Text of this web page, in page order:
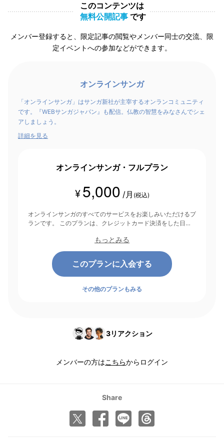
このコンテンツは
無料公開記事 です
メンバー登録すると、限定記事の閲覧やメンバー同士の交流、限
定イベントへの参加などができます。
オンラインサンガ
「オンラインサンガ」はサンガ新社が主宰するオンランコミュニティ
です。『WEBサンガジャパン』も配信。仏教の智慧をみなさんでシェ
アしましょう。
詳細を見る
オンラインサンガ・フルプラン
¥ 5,000 /月 (税込)
オンラインサンガのすべてのサービスをお楽しみいただけるプ
ランです。 このプランは、クレジットカード決済をした日を
もっとみる
このプランに入会する
その他のプランもみる
3リアクション
メンバーの方はこちらからログイン
Share